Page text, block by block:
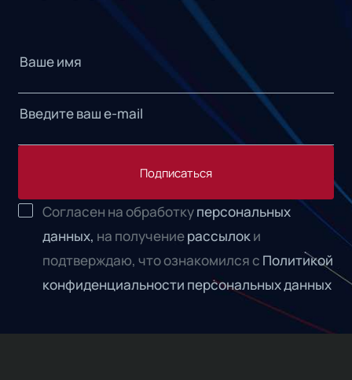
Подписаться
Согласен на обработкуперсональных
данных, на получениерассылоки
подтверждаю, что ознакомился с Политикой
конфиденциальности персональных данных